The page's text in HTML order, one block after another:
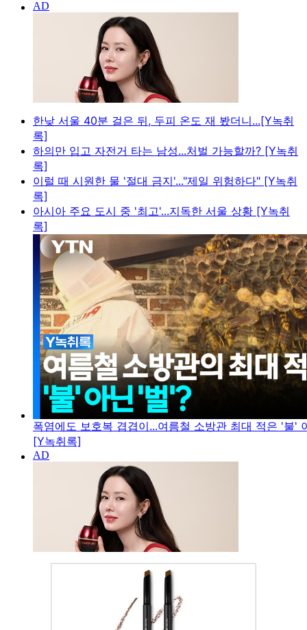
한낮 서울 40분 걸은 뒤, 두피 온도 재 봤더니...[Y녹취
록]
하의만 입고 자전거 타는 남성...처벌 가능할까? [Y녹취
록]
이럴 때 시원한 물 '절대 금지'..."제일 위험하다" [Y녹취
록]
아시아 주요 도시 중 '최고'...지독한 서울 상황 [Y녹취
록]
폭염에도 보호복 겹겹이...여름철 소방관 최대 적은 '불'
[Y녹취록]